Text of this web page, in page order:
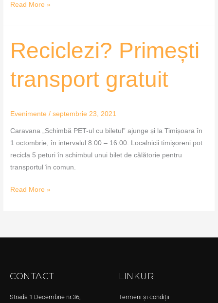
Read More »
Reciclezi? Primești
transport gratuit
Evenimente /septembrie 23, 2021
Caravana „Schimbă PET-ul cu biletul” ajunge și la Timișoara în
1 octombrie, în intervalul 8:00 – 16:00. Localnicii timișoreni pot
recicla 5 peturi în schimbul unui bilet de călătorie pentru
transportul în comun.
Reciclezi?
Primești
gratuit
Read More »
CONTACT
Strada 1 Decembrie nr.36,
LINKURI
Termeni și condiții